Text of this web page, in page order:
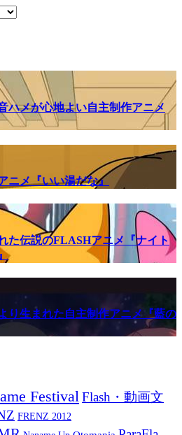
ハメが心地よい自主制作アニメ
ニメ『いい湯だな』
た伝説のFLASHアニメ『ナイト
り生まれた自主制作アニメ『藍の
FestivalFlash・動画文
FRENZ 2012